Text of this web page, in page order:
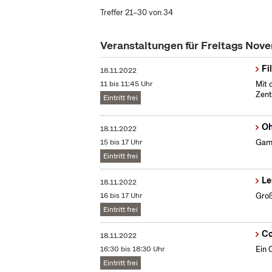
Treffer 21–30 von 34
Veranstaltungen für Freitags
18.11.2022
11 bis 11:45 Uhr
Eintritt frei
Mit
18.11.2022
15 bis 17 Uhr
Eintritt frei
18.11.2022
16 bis 17 Uhr
Eintritt frei
18.11.2022
16:30 bis 18:30 Uhr
Eintritt frei
Ein